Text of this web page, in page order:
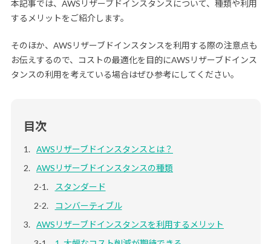
本記事では、AWSリザーブドインスタンスについて、種類や利用
するメリットをご紹介します。
そのほか、AWSリザーブドインスタンスを利用する際の注意点も
お伝えするので、コストの最適化を目的にAWSリザーブドインス
タンスの利用を考えている場合はぜひ参考にしてください。
目次
AWSリザーブドインスタンスとは？
AWSリザーブドインスタンスの種類
スタンダード
コンバーティブル
AWSリザーブドインスタンスを利用するメリット